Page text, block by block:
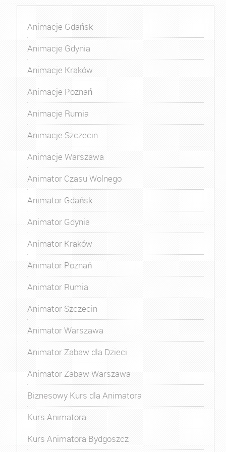
Animacje Gdańsk
Animacje Gdynia
Animacje Kraków
Animacje Poznań
Animacje Rumia
Animacje Szczecin
Animacje Warszawa
Animator Czasu Wolnego
Animator Gdańsk
Animator Gdynia
Animator Kraków
Animator Poznań
Animator Rumia
Animator Szczecin
Animator Warszawa
Animator Zabaw dla Dzieci
Animator Zabaw Warszawa
Biznesowy Kurs dla Animatora
Kurs Animatora
Kurs Animatora Bydgoszcz